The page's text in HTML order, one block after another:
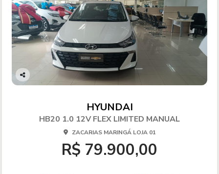
Co
HYUNDAI
HB20 1.0 12V FLEX LIMITED MANUAL
ZACARIAS MARINGÁ LOJA 01
R$ 79.900,00